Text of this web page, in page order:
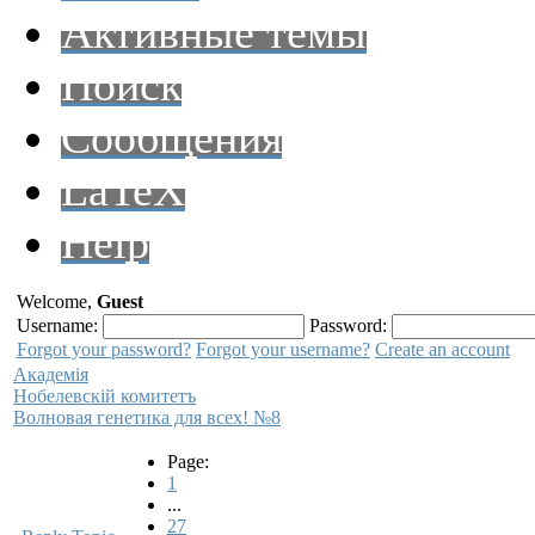
Активные темы
Поиск
Сообщения
LaTeX
Help
Welcome, Guest
Username:
Password:
Forgot your password? Forgot your username? Create an account
Академiя
Нобелевскiй комитетъ
Волновая генетика для всех! №8
Page:
1
...
27